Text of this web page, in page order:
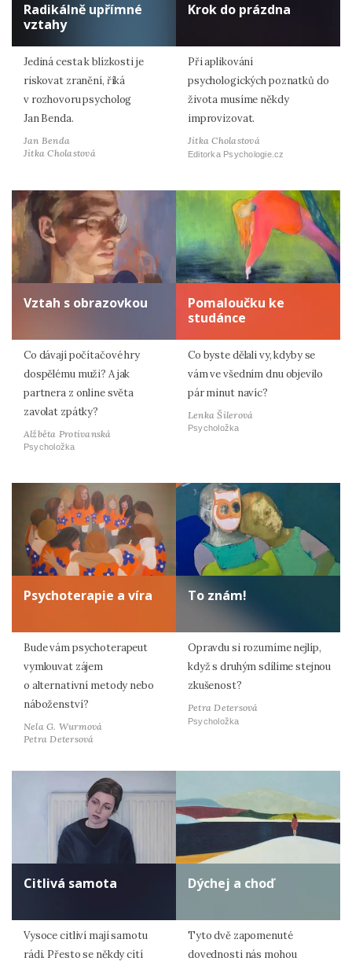
Radikálně upřímné
vztahy
Jediná cesta k blízkosti je
riskovat zranění, říká
v rozhovoru psycholog
Jan Benda.
Jan Benda
Jitka Cholastová
Krok do prázdna
Při aplikování
psychologických poznatků do
života musíme někdy
improvizovat.
Jitka Cholastová
Editorka Psychologie.cz
Vztah s obrazovkou
Co dávají počítačové hry
dospělému muži? A jak
partnera z online světa
zavolat zpátky?
Alžběta Protivanská
Psycholožka
Pomaloučku ke
studánce
Co byste dělali vy, kdyby se
vám ve všedním dnu objevilo
pár minut navíc?
Lenka Šilerová
Psycholožka
Psychoterapie a víra
Bude vám psychoterapeut
vymlouvat zájem
o alternativní metody nebo
náboženství?
Nela G. Wurmová
Petra Detersová
To znám!
Opravdu si rozumíme nejlíp,
když s druhým sdílíme stejnou
zkušenost?
Petra Detersová
Psycholožka
Citlivá samota
Vysoce citliví mají samotu
rádi. Přesto se někdy cítí
Dýchej a choď
Tyto dvě zapomenuté
dovednosti nás mohou